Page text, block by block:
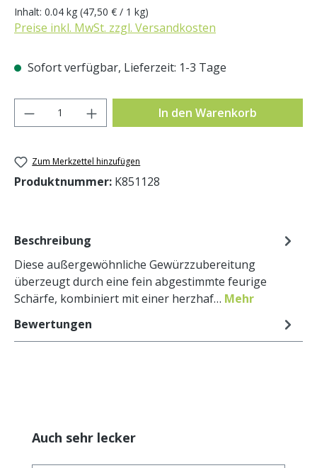
Inhalt: 0.04 kg (47,50 € / 1 kg)
Preise inkl. MwSt. zzgl. Versandkosten
Sofort verfügbar, Lieferzeit: 1-3 Tage
Produkt Anzahl: Gib den gewünschten
In den Warenkorb
Zum Merkzettel hinzufügen
Produktnummer: K851128
Beschreibung
Diese außergewöhnliche Gewürzzubereitung
überzeugt durch eine fein abgestimmte feurige
Schärfe, kombiniert mit einer herzhaf… Mehr
Bewertungen
Produktgalerie überspringen
Auch sehr lecker